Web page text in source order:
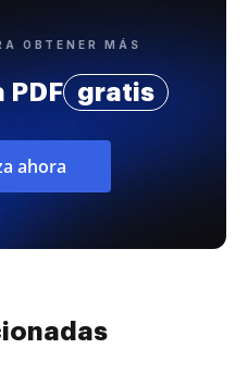
OBTENER MÁS
PDF gratis
ahora